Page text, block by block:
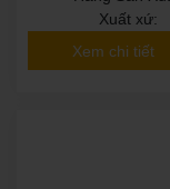
Xuất xứ:
Xem chi tiết